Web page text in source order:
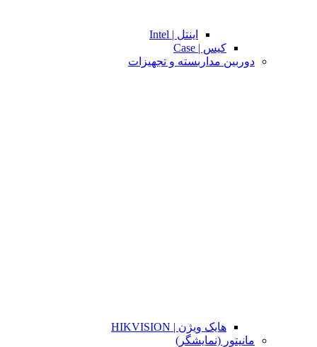
اینتل | Intel
کیس | Case
دوربین مداربسته و تجهیزات
هایک ویژن | HIKVISION
مانیتور (نمایشگر)